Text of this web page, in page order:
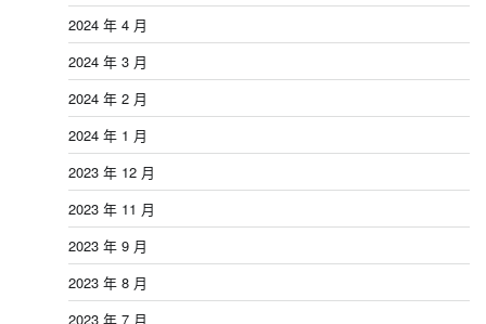
2024 年 4 月
2024 年 3 月
2024 年 2 月
2024 年 1 月
2023 年 12 月
2023 年 11 月
2023 年 9 月
2023 年 8 月
2023 年 7 月